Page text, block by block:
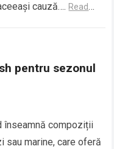
cauză…. Read
pentru sezonul
înseamnă compoziții
sau marine, care oferă